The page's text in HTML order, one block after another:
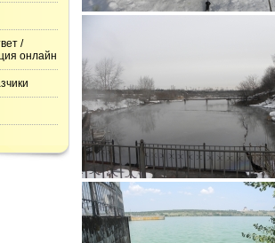
/
онлайн